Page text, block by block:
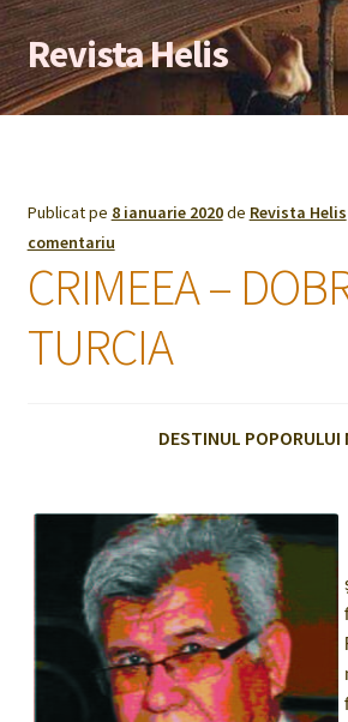
Sari
la
navigare
Sari
la
conținut
Revista Helis
Prima pagină
Colaboratori
Contact
Despre noi
Domnului Profesor Doctor Marius
Causa al Universităţii Politehnica din
Gheorghe Dobre a primit un premiu
Macedonia
Întâlnire aniversară Helis
Publicat pe 8 ianuarie 2020de Revista Helis
comentariu
CRIMEEA –
TURCIA
DESTINUL POPORULUI